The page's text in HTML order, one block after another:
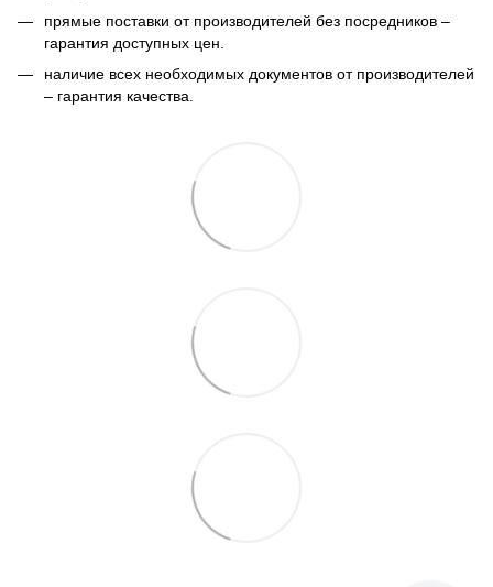
прямые поставки от производителей без посредников –
гарантия доступных цен.
наличие всех необходимых документов от производителей
– гарантия качества.